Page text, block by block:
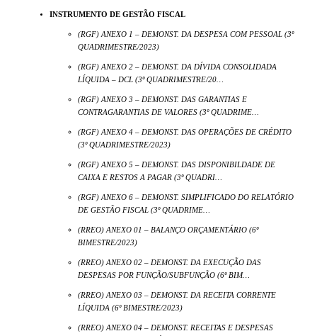
INSTRUMENTO DE GESTÃO FISCAL
(RGF) ANEXO 1 – DEMONST. DA DESPESA COM PESSOAL (3º
QUADRIMESTRE/2023)
(RGF) ANEXO 2 – DEMONST. DA DÍVIDA CONSOLIDADA
LÍQUIDA – DCL (3º QUADRIMESTRE/20…
(RGF) ANEXO 3 – DEMONST. DAS GARANTIAS E
CONTRAGARANTIAS DE VALORES (3º QUADRIME…
(RGF) ANEXO 4 – DEMONST. DAS OPERAÇÕES DE CRÉDITO
(3º QUADRIMESTRE/2023)
(RGF) ANEXO 5 – DEMONST. DAS DISPONIBILDADE DE
CAIXA E RESTOS A PAGAR (3º QUADRI…
(RGF) ANEXO 6 – DEMONST. SIMPLIFICADO DO RELATÓRIO
DE GESTÃO FISCAL (3º QUADRIME…
(RREO) ANEXO 01 – BALANÇO ORÇAMENTÁRIO (6º
BIMESTRE/2023)
(RREO) ANEXO 02 – DEMONST. DA EXECUÇÃO DAS
DESPESAS POR FUNÇÃO/SUBFUNÇÃO (6º BIM…
(RREO) ANEXO 03 – DEMONST. DA RECEITA CORRENTE
LÍQUIDA (6º BIMESTRE/2023)
(RREO) ANEXO 04 – DEMONST. RECEITAS E DESPESAS